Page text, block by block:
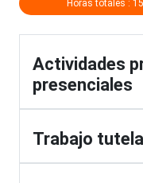
Horas totales :
Actividades
presenciales
Trabajo